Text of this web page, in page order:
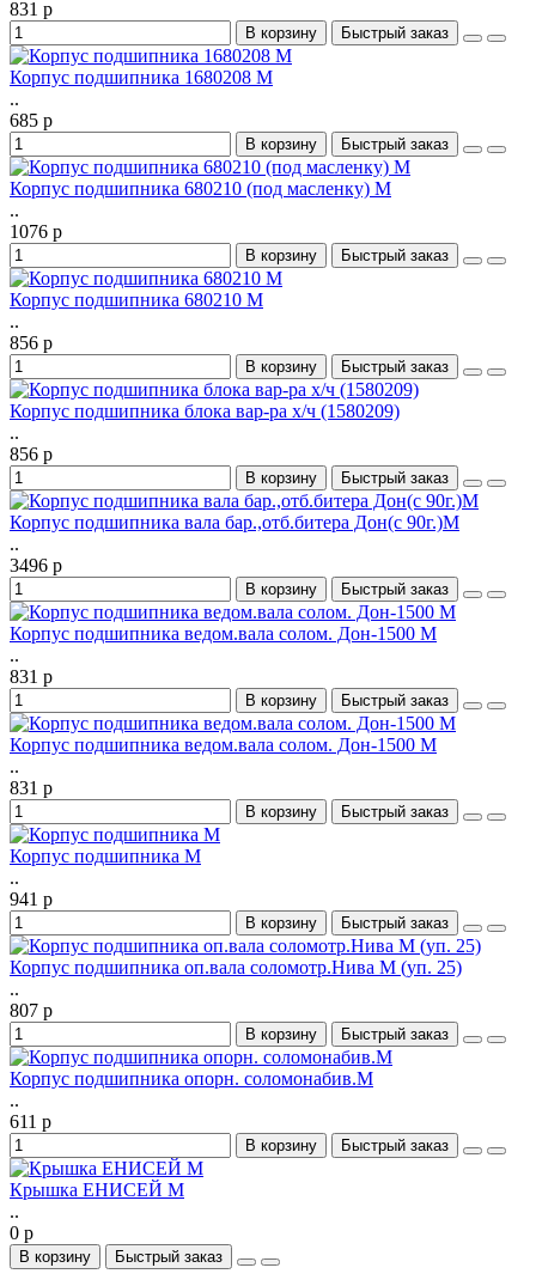
831 р
В корзину Быстрый заказ
Корпус подшипника 1680208 М
..
685 р
В корзину Быстрый заказ
Корпус подшипника 680210 (под масленку) М
..
1076 р
В корзину Быстрый заказ
Корпус подшипника 680210 М
..
856 р
В корзину Быстрый заказ
Корпус подшипника блока вар-ра х/ч (1580209)
..
856 р
В корзину Быстрый заказ
Корпус подшипника вала бар.,отб.битера Дон(с 90г.)М
..
3496 р
В корзину Быстрый заказ
Корпус подшипника ведом.вала солом. Дон-1500 М
..
831 р
В корзину Быстрый заказ
Корпус подшипника ведом.вала солом. Дон-1500 М
..
831 р
В корзину Быстрый заказ
Корпус подшипника М
..
941 р
В корзину Быстрый заказ
Корпус подшипника оп.вала соломотр.Нива М (уп. 25)
..
807 р
В корзину Быстрый заказ
Корпус подшипника опорн. соломонабив.М
..
611 р
В корзину Быстрый заказ
Крышка ЕНИСЕЙ М
..
0 р
В корзину Быстрый заказ